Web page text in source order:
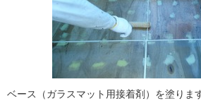
ベース（ガラスマット用接着剤）を塗ります